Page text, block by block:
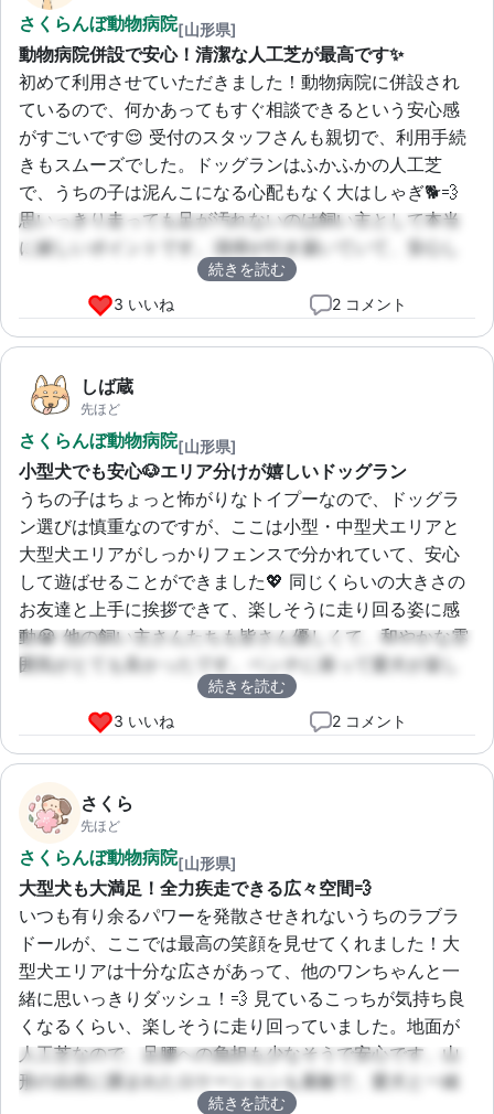
さくらんぼ動物病院[山形県]
動物病院併設で安心！清潔な人工芝が最高です✨
初めて利用させていただきました！動物病院に併設され
ているので、何かあってもすぐ相談できるという安心感
がすごいです😌 受付のスタッフさんも親切で、利用手続
きもスムーズでした。ドッグランはふかふかの人工芝
で、うちの子は泥んこになる心配もなく大はしゃぎ🐕💨
思いっきり走っても足が汚れないのは飼い主として本当
に嬉しいポイントです。清掃が行き届いていて、安心し
て遊ばせることができました。また絶対に来ます！
続きを読む
3 いいね
2 コメント
しば蔵
先ほど
さくらんぼ動物病院[山形県]
小型犬でも安心🐶エリア分けが嬉しいドッグラン
うちの子はちょっと怖がりなトイプーなので、ドッグラ
ン選びは慎重なのですが、ここは小型・中型犬エリアと
大型犬エリアがしっかりフェンスで分かれていて、安心
して遊ばせることができました💖 同じくらいの大きさの
お友達と上手に挨拶できて、楽しそうに走り回る姿に感
動😭 他の飼い主さんたちも皆さん優しくて、和やかな雰
囲気がとても良かったです。ベンチに座って愛犬が楽し
む姿をのんびり眺める、最高の休日になりました🐾
続きを読む
3 いいね
2 コメント
さくら
先ほど
さくらんぼ動物病院[山形県]
大型犬も大満足！全力疾走できる広々空間💨
いつも有り余るパワーを発散させきれないうちのラブラ
ドールが、ここでは最高の笑顔を見せてくれました！大
型犬エリアは十分な広さがあって、他のワンちゃんと一
緒に思いっきりダッシュ！💨 見ているこっちが気持ち良
くなるくらい、楽しそうに走り回っていました。地面が
人工芝なので、足腰への負担も少なそうで安心です。山
形の自然に囲まれたロケーションも素敵で、愛犬と一緒
にリフレッシュできました。貸切利用もできるみたいな
続きを読む